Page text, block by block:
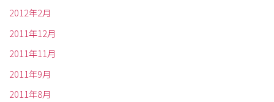
2012年2月
2011年12月
2011年11月
2011年9月
2011年8月